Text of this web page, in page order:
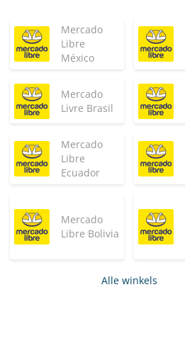
Mercado
Libre
México
Mercado
Livre Brasil
Mercado
Libre
Ecuador
Mercado
Libre Bolivia
Alle winkels